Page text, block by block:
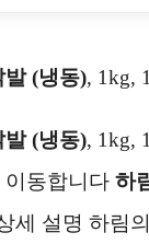
(냉동), 1kg,
(냉동), 1kg,
이동합니다 하
세 설명 하림